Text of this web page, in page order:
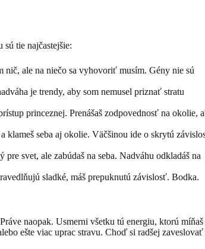
tie najčastejšie:
nič, ale na niečo sa vyhovoriť musím. Gény nie sú
je trendy, aby som nemusel priznať stratu
princeznej. Prenášaš zodpovednosť na okolie,
klameš seba aj okolie. Väčšinou ide o skrytú
pre svet, ale zabúdaš na seba. Nadváhu odkladáš na
sladké, máš prepuknutú závislosť. Bodka.
naopak. Usmerni všetku tú energiu, ktorú míňaš
ešte viac uprac stravu. Choď si radšej zaveslovať